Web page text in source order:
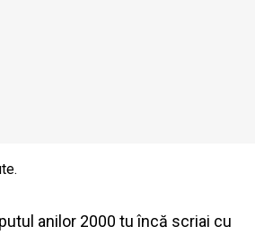
anilor 2000 tu încă scriai cu